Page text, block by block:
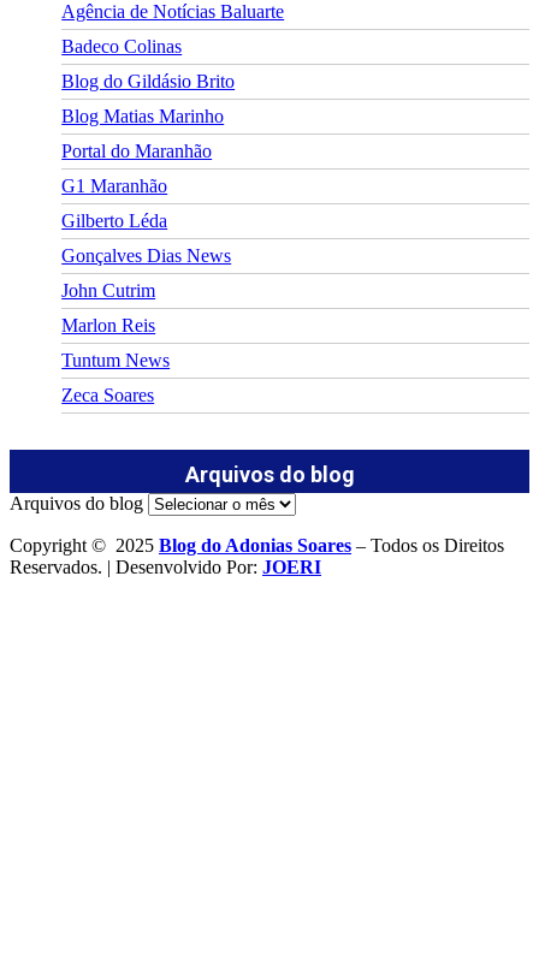
Agência de Notícias Baluarte
Badeco Colinas
Blog do Gildásio Brito
Blog Matias Marinho
Portal do Maranhão
G1 Maranhão
Gilberto Léda
Gonçalves Dias News
John Cutrim
Marlon Reis
Tuntum News
Zeca Soares
Arquivos do blog
Arquivos do blog
Copyright © 2025 Blog do Adonias Soares – Todos os Direitos
Reservados. | Desenvolvido Por: JOERI